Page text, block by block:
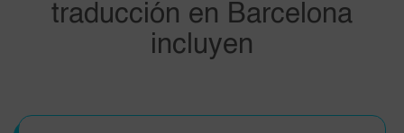
traducción en Barcelona
incluyen